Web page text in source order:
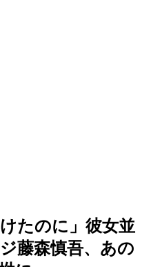
たのに」彼女並
藤森慎吾、あの